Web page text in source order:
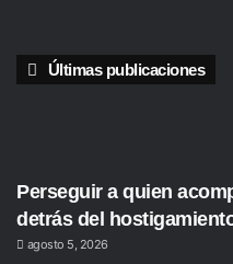
Últimas publicaciones
Perseguir a quien
detrás del
agosto 5, 2026